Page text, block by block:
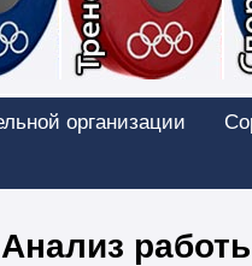
организации
Анализ